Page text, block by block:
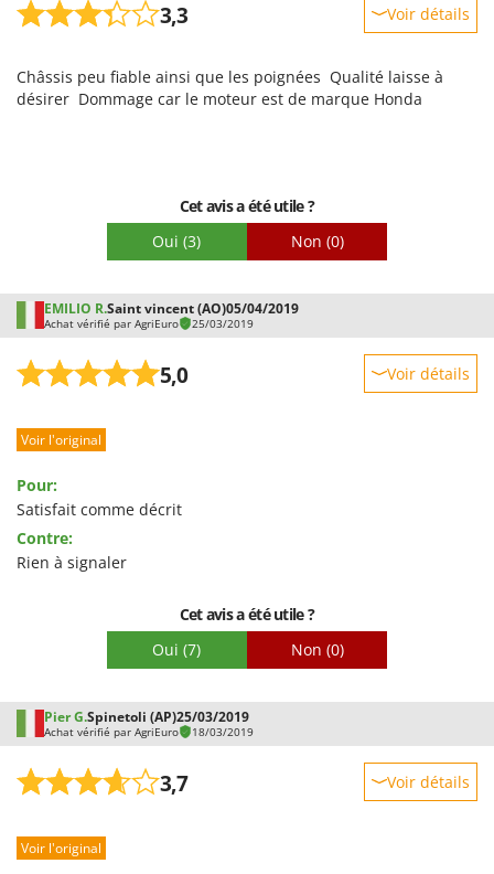
3,3 Voir détails
Prestations
Châssis peu fiable ainsi que les poignées Qualité laisse à
désirer Dommage car le moteur est de marque Honda
Cet avis a été utile ?
Oui (3) Non (0)
EMILIO R.Saint vincent (AO)05/04/2019
Achat vérifié par AgriEuro 25/03/2019
5,0 Voir détails
Prestations
Qualité / Prix
Facilité de montage
Emballage
Voir l'original
Pour:
Satisfait comme décrit
Contre:
Rien à signaler
Cet avis a été utile ?
Oui (7) Non (0)
Pier G.Spinetoli (AP)25/03/2019
Achat vérifié par AgriEuro 18/03/2019
3,7 Voir détails
Prestations
Voir l'original